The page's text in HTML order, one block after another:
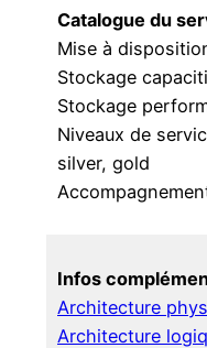
Catalogue du
Mise à
Stockage
Stockage
Niveaux de
silver, gold
Infos
Architecture
Architecture